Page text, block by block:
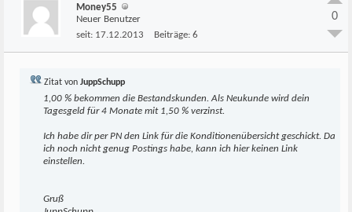
Money55
Neuer Benutzer
seit: 17.12.2013 Beiträge: 6
0
Zitat von JuppSchupp
1,00 % bekommen die Bestandskunden. Als Neukunde wird dein
Tagesgeld für 4 Monate mit 1,50 % verzinst.
Ich habe dir per PN den Link für die Konditionenübersicht geschickt. Da
ich noch nicht genug Postings habe, kann ich hier keinen Link
einstellen.
Gruß